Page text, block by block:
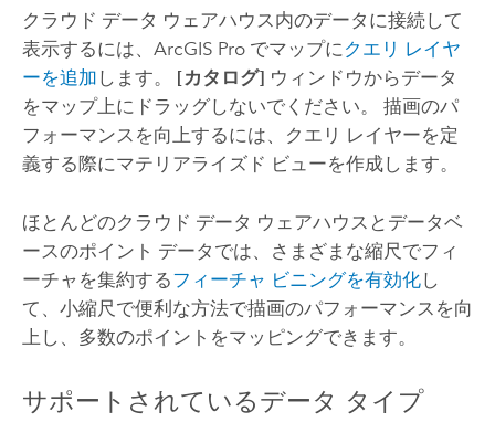
クラウド データ ウェアハウス内のデータに接続して
表示するには、 ArcGIS Proでマップにクエリ レイヤ
ーを追加 します。 [カタログ] ウィンドウからデータ
をマップ上にドラッグしないでください。 描画のパ
フォーマンスを向上するには、クエリ レイヤーを定
義する際にマテリアライズド ビューを作成します。
ほとんどのクラウド データ ウェアハウスとデータベ
ースのポイント データでは、さまざまな縮尺でフィ
ーチャを集約するフィーチャ ビニングを有効化し
て、小縮尺で便利な方法で描画のパフォーマンスを向
上し、多数のポイントをマッピングできます。
サポートされているデータ タイプ